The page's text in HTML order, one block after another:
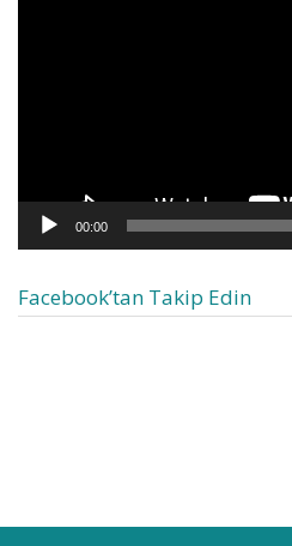
00:00
Facebook’tan Takip Edin